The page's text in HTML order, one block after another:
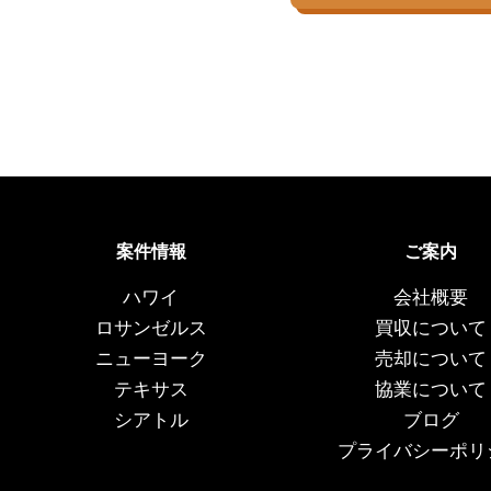
案件情報
ハワイ
ロサンゼルス
ニューヨーク
テキサス
シアトル
ご案内
会社概要
買収について
売却について
協業について
ブログ
プライバシーポ